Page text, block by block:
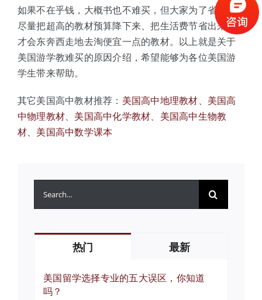
如果不在乎钱，大概书也不难买，但大家为了省钱，
尽量把超高的教材预算降下来、把生活费节省出来，
才会东奔西走地去淘便宜一点的教材。以上就是关于
美国游学教难买的原因介绍，希望能够为各位美国游
学生带来帮助。
其它美国高中教材推荐： 美国高中地理教材、 美国高
中物理教材、 美国高中化学教材、 美国高中生物教
材、 美国高中数学课本
热门 最新
美国留学选择专业的五大误区，你知道
吗？